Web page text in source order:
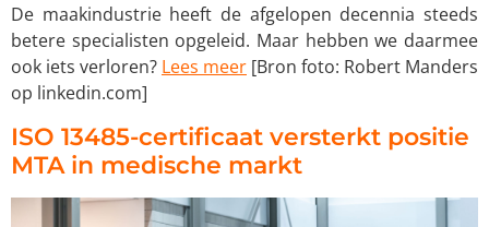
De maakindustrie heeft de afgelopen decennia steeds
betere specialisten opgeleid. Maar hebben we daarmee
ook iets verloren? Lees meer [Bron foto: Robert Manders
op linkedin.com]
ISO 13485-certificaat versterkt positie
MTA in medische markt